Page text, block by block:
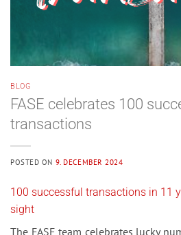
BLOG
FASE celebrates 100
transactions
POSTED ON 9. DECEMBER 2024
100 successful transactions in 11
sight
The FASE team celebrates lucky